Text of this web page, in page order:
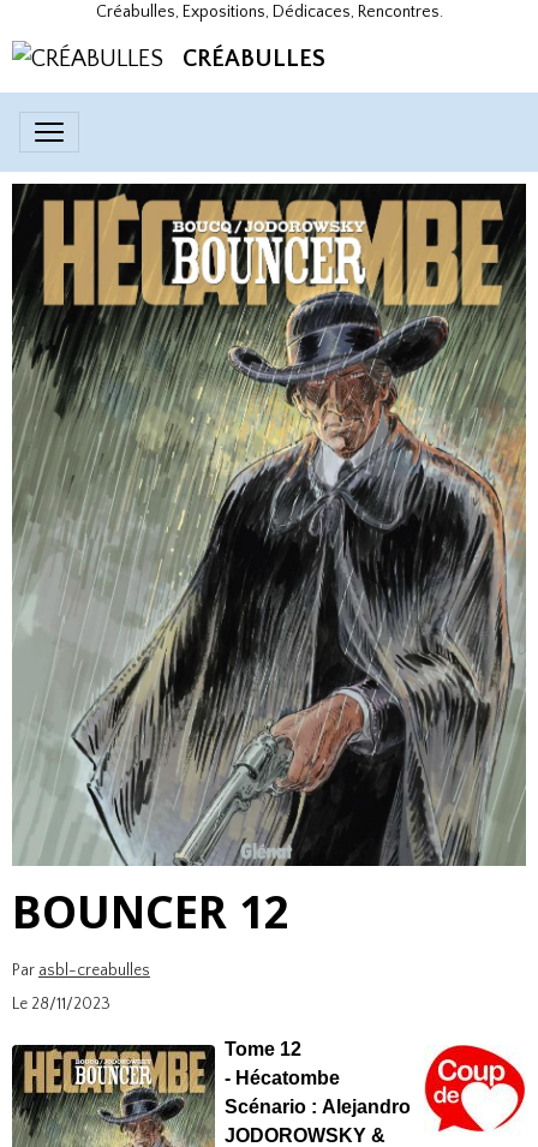
Créabulles, Expositions, Dédicaces, Rencontres.
CRÉABULLES
BOUNCER 12
Par asbl-creabulles
Le 28/11/2023
Tome 12
- Hécatombe
Scénario : Alejandro
JODOROWSKY &